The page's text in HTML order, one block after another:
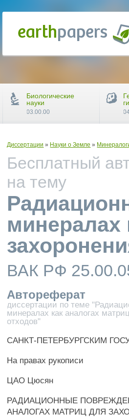
Диссертации » Науки о Земле »
Бесплатный
на тему
минералах
ВАК РФ
Автореферат
диссертации по теме
минералах как аналогах
отходов"
САНКТ-ПЕТЕРБУРГСКИМ
На правах рукописи
ЦАО Цюсян
РАДИАЦИОННЫЕ
АНАЛОГАХ МАТРИЦ ДЛЯ
Биологические
науки
03.00.00